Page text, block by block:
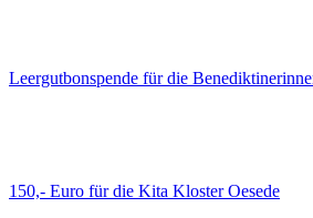
Leergutbonspende für die
150,- Euro für die Kita Kloster Oesede